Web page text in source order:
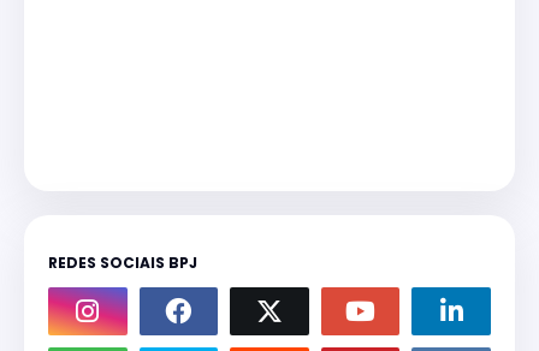
REDES SOCIAIS BPJ